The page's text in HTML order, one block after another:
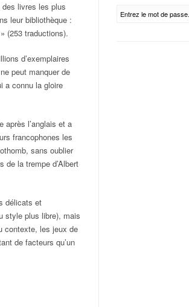
des livres les plus
leur bibliothèque :
» (253 traductions).
d’exemplaires
peut manquer de
a connu la gloire
après l’anglais et a
francophones les
sans oublier
de la trempe d’Albert
délicats et
style plus libre), mais
contexte, les jeux de
de facteurs qu’un